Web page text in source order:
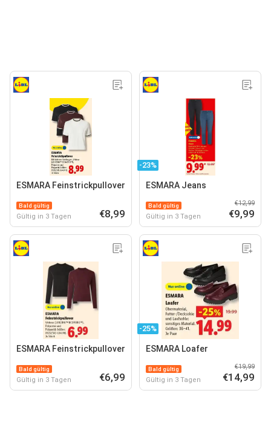
ESMARA Feinstrickpullover
Bald gültig
Gültig in 3 Tagen €8,99
-23%
ESMARA Jeans
Bald gültig
Gültig in 3 Tagen
€12,99
€9,99
ESMARA Feinstrickpullover
Bald gültig
Gültig in 3 Tagen €6,99
-25%
ESMARA Loafer
Bald gültig
Gültig in 3 Tagen
€19,99
€14,99